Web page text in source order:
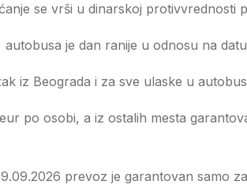
se vrši u dinarskoj protivvrednosti
je dan ranije u odnosu na
iz Beograda i za sve ulaske u
po osobi, a iz ostalih mesta
prevoz je garantovan samo